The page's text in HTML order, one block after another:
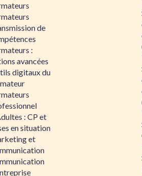
de
:
avancées
digitaux du
: CP et
en situation
et